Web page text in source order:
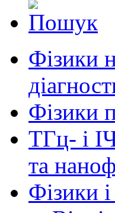
Фізики
Фізики
ТГц- і
та
Фізики